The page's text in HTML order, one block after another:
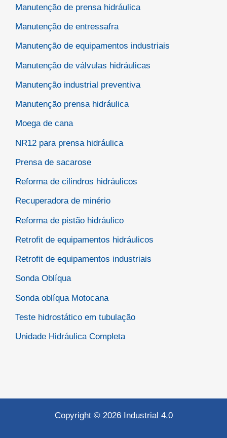
Manutenção de prensa hidráulica
Manutenção de entressafra
Manutenção de equipamentos industriais
Manutenção de válvulas hidráulicas
Manutenção industrial preventiva
Manutenção prensa hidráulica
Moega de cana
NR12 para prensa hidráulica
Prensa de sacarose
Reforma de cilindros hidráulicos
Recuperadora de minério
Reforma de pistão hidráulico
Retrofit de equipamentos hidráulicos
Retrofit de equipamentos industriais
Sonda Oblíqua
Sonda oblíqua Motocana
Teste hidrostático em tubulação
Unidade Hidráulica Completa
Copyright © 2026 Industrial 4.0